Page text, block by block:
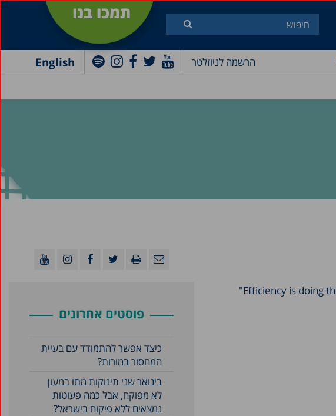
תמכו בנו
הרשמה לניוזלטר English
Efficiency is doing things right; effectiveness is doing the right things." (Peter Drucker)"
פוסטים אחרונים
כיצד אפשר להתמודד עם בעיית
המחסור במורות?
בינואר שני תינוקות מתו במעון
לא מפוקח, אבל כמה פעוטות
נמצאים ללא פיקוח בישראל?